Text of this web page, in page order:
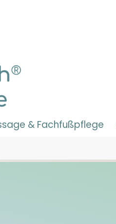
& Fachfußpflege